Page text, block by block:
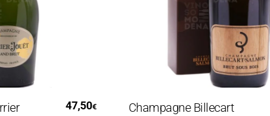
47,50€
Champagne Billecart